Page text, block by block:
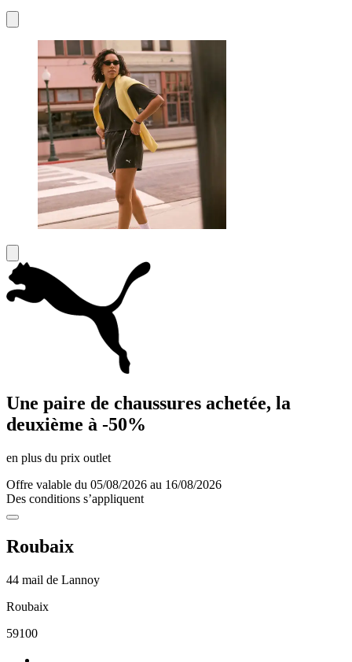
Une paire de chaussures achetée, la
deuxième à -50%
en plus du prix outlet
Offre valable du 05/08/2026 au 16/08/2026
Des conditions s’appliquent
Roubaix
44 mail de Lannoy
Roubaix
59100